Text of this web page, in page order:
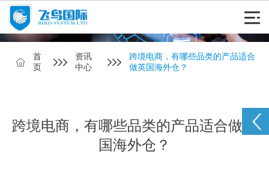
首
页
资讯
中心
跨境电商，有哪些品类的产品适合
做英国海外仓？
跨境电商，有哪些品类的产品适合做英
国海外仓？